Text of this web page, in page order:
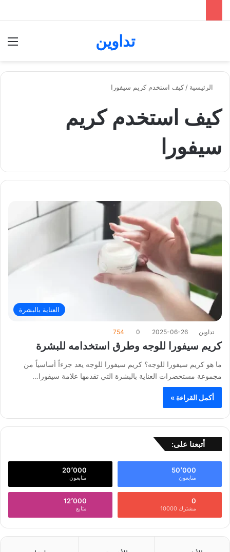
تداوين
الرئيسية / كيف استخدم كريم سيفورا
كيف استخدم كريم
سيفورا
العناية بالبشرة
تداوين 2025-06-26
0
754
كريم سيفورا للوجه وطرق استخدامه للبشرة
ما هو كريم سيفورا للوجه؟ كريم سيفورا للوجه يعد جزءاً أساسياً من
مجموعة مستحضرات العناية بالبشرة التي تقدمها علامة سيفورا…
أكمل القراءة »
أتبعنا على:
50٬000
متابعون
20٬000
متابعون
0
مشترك 10000
12٬000
متابع